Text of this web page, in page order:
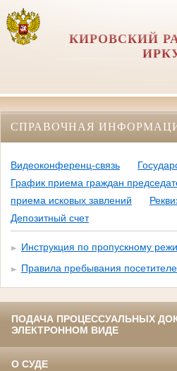
КИРОВСКИЙ
СПРАВОЧНАЯ
Видеоконференц-связь
График приема граждан
приема исковых завлений
Депозитный счет
Инструкция по пропускному
Правила пребывания
ПОДАЧА ПРОЦЕССУАЛЬНЫХ
ЭЛЕКТРОННОМ ВИДЕ
О СУДЕ